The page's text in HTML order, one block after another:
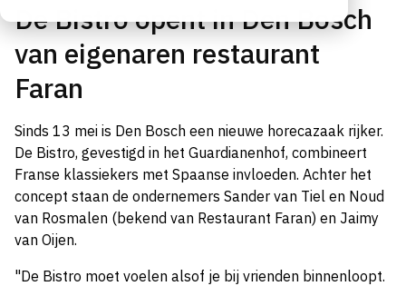
De Bistro opent in Den Bosch
van eigenaren restaurant
Faran
Sinds 13 mei is Den Bosch een nieuwe horecazaak rijker.
De Bistro, gevestigd in het Guardianenhof, combineert
Franse klassiekers met Spaanse invloeden. Achter het
concept staan de ondernemers Sander van Tiel en Noud
van Rosmalen (bekend van Restaurant Faran) en Jaimy
van Oijen.
"De Bistro moet voelen alsof je bij vrienden binnenloopt.